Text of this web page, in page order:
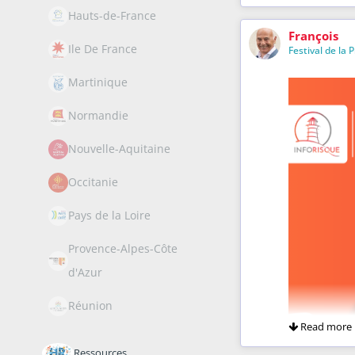
Hauts-de-France
Ile De France
Martinique
Normandie
Nouvelle-Aquitaine
Occitanie
Pays de la Loire
Provence-Alpes-Côte
d'Azur
Réunion
François
Festival de la
Read more